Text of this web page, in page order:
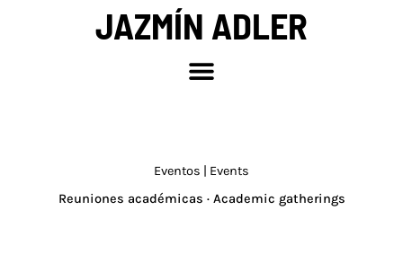
JAZMÍN ADLER
Eventos | Events
Reuniones académicas · Academic gatherings